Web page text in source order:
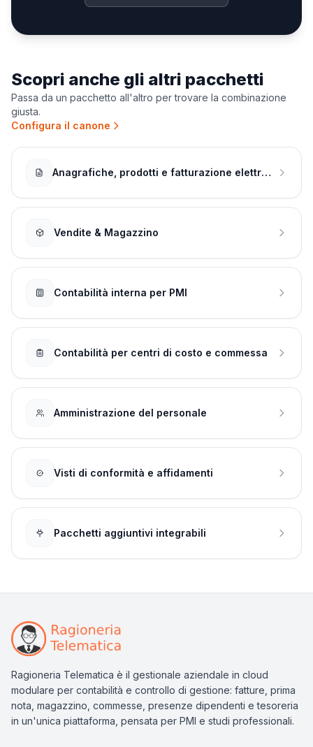
Scopri anche gli altri pacchetti
Passa da un pacchetto all'altro per trovare la combinazione
giusta.
Configura il canone
Anagrafiche, prodotti e fatturazione elettronica
Vendite & Magazzino
Contabilità interna per PMI
Contabilità per centri di costo e commessa
Amministrazione del personale
Visti di conformità e affidamenti
Pacchetti aggiuntivi integrabili
Ragioneria Telematica è il gestionale aziendale in cloud
modulare per contabilità e controllo di gestione: fatture, prima
nota, magazzino, commesse, presenze dipendenti e tesoreria
in un'unica piattaforma, pensata per PMI e studi professionali.